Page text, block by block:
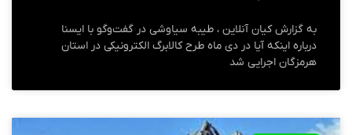
به گزارش کیان آنلاین ، طیبه سیاوشی در گفت‌وگو با ایسنا
درباره اینکه آیا در دی ماه طرح کالابرگ الکترونیکی در استان
هرمزگان اجرایی شد